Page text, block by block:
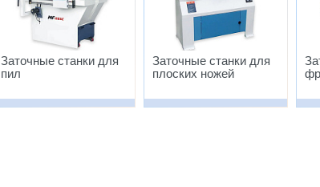
Заточные станки для
пил
Заточные станки для
плоских ножей